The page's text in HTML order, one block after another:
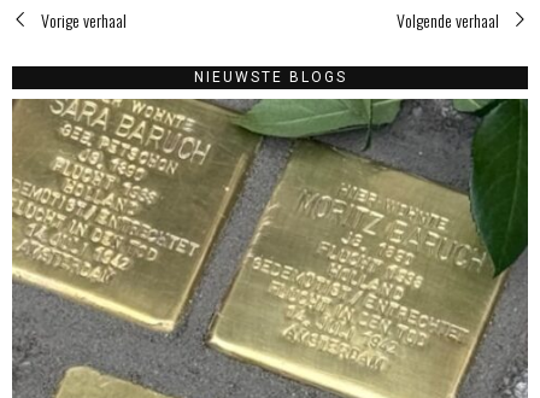
Vorige verhaal Volgende verhaal
NIEUWSTE BLOGS